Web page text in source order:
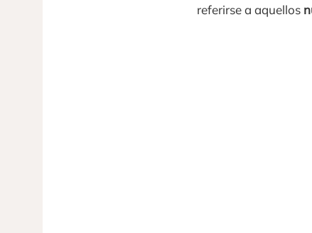
referirse a aquellos